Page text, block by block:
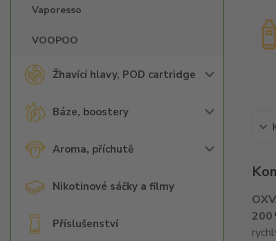
Vaporesso
VOOPOO
Žhavící hlavy, POD cartridge
Báze, boostery
Aroma, příchutě
Nikotinové sáčky a filmy
Příslušenství
200